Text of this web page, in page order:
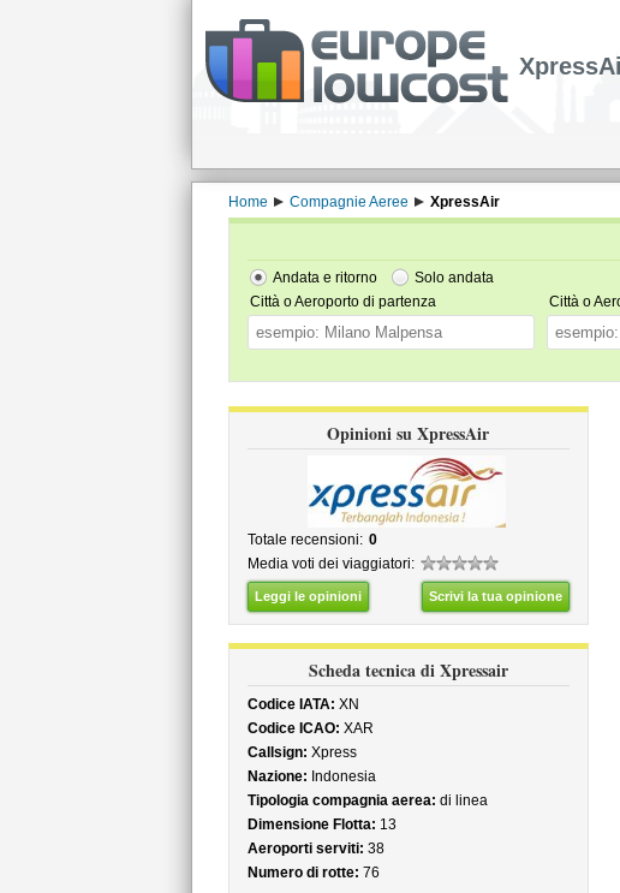
Home Compagnie Aeree XpressAir
Andata e ritorno
Solo andata
Città o Aeroporto di partenza
Città o
Opinioni su XpressAir
Totale recensioni: 0
Media voti dei viaggiatori:
Leggi le opinioni Scrivi la tua opinione
Scheda tecnica di Xpressair
Codice IATA: XN
Codice ICAO: XAR
Callsign: Xpress
Nazione: Indonesia
Tipologia compagnia aerea: di linea
Dimensione Flotta: 13
Aeroporti serviti: 38
Numero di rotte: 76